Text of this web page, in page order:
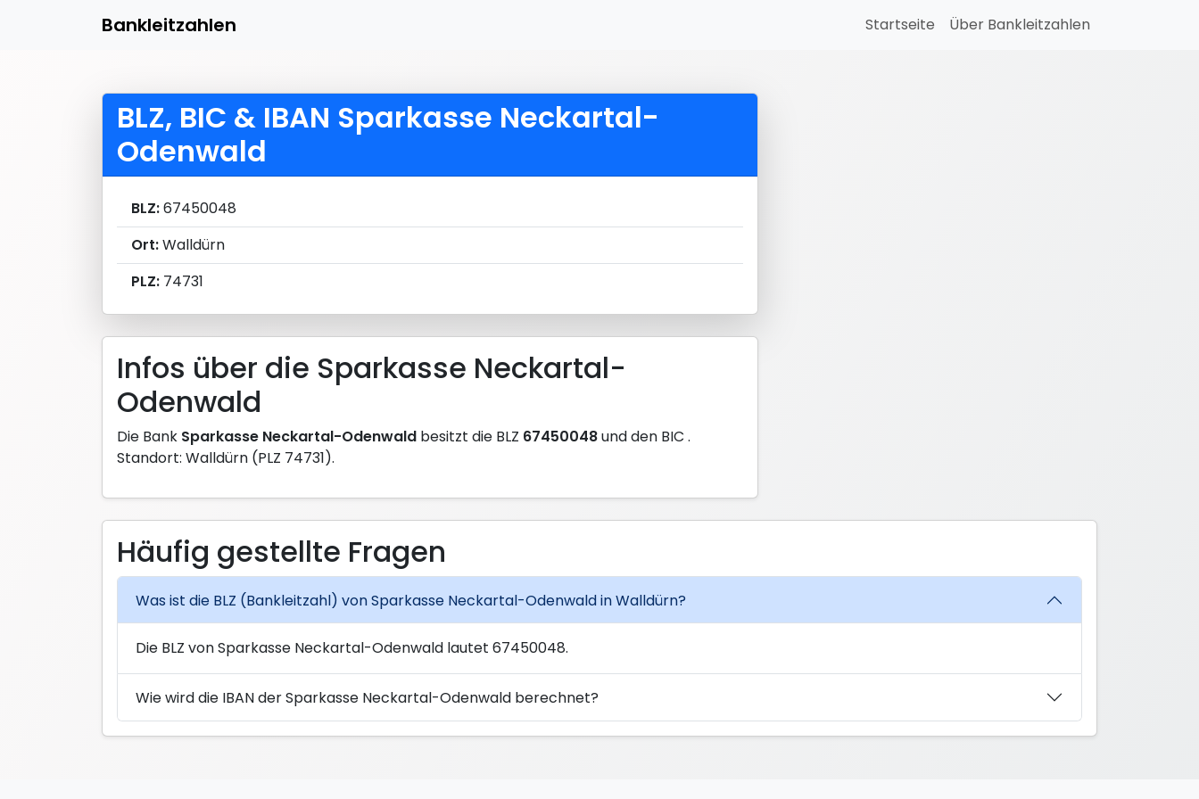
Bankleitzahlen Startseite Über Bankleitzahlen
BLZ, BIC & IBAN Sparkasse Neckartal-
Odenwald
BLZ:67450048
Ort:Walldürn
PLZ: 74731
Infos über die Sparkasse Neckartal-
Odenwald
Die Bank Sparkasse Neckartal-Odenwald besitzt die BLZ 67450048und den BIC .
Standort: Walldürn (PLZ 74731).
Häufig gestellte Fragen
Was ist die BLZ (Bankleitzahl) von Sparkasse Neckartal-Odenwald in Walldürn?
Die BLZ von Sparkasse Neckartal-Odenwald lautet 67450048.
Wie wird die IBAN der Sparkasse Neckartal-Odenwald berechnet?